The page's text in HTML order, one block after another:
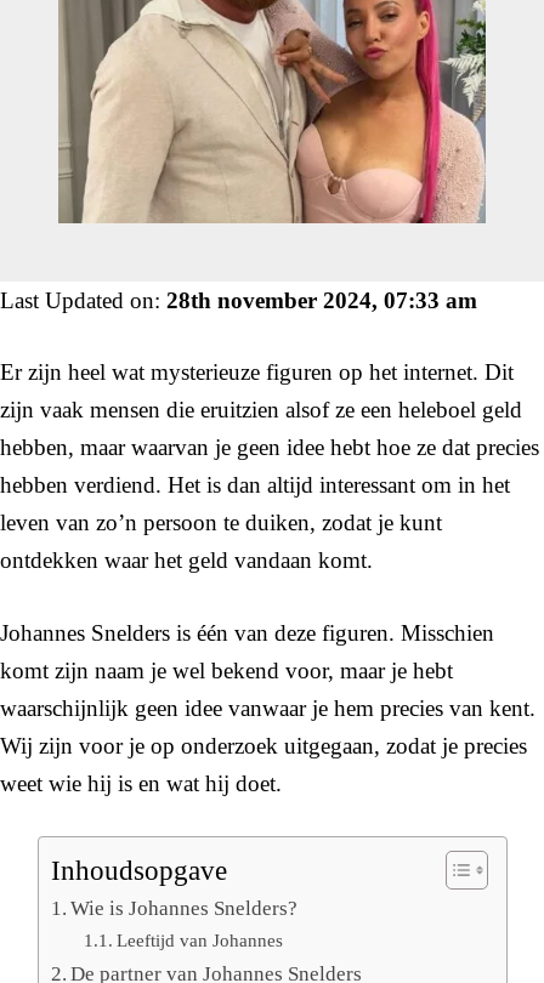
Last Updated on: 28th november 2024, 07:33 am
Er zijn heel wat mysterieuze figuren op het internet. Dit
zijn vaak mensen die eruitzien alsof ze een heleboel geld
hebben, maar waarvan je geen idee hebt hoe ze dat precies
hebben verdiend. Het is dan altijd interessant om in het
leven van zo’n persoon te duiken, zodat je kunt
ontdekken waar het geld vandaan komt.
Johannes Snelders is één van deze figuren. Misschien
komt zijn naam je wel bekend voor, maar je hebt
waarschijnlijk geen idee vanwaar je hem precies van kent.
Wij zijn voor je op onderzoek uitgegaan, zodat je precies
weet wie hij is en wat hij doet.
Inhoudsopgave
Wie is Johannes Snelders?
Leeftijd van Johannes
De partner van Johannes Snelders